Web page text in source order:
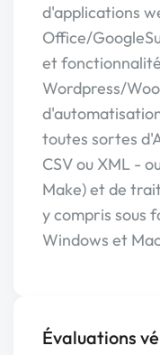
d'applications
Office/
et
Wordpress/
toutes sortes
CSV ou XML -
Make) et de
y compris sous
Windows et
Évaluations